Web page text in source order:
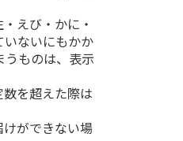
えび・かに・
ないにもかか
ものは、表示
を超えた際は
ができない場